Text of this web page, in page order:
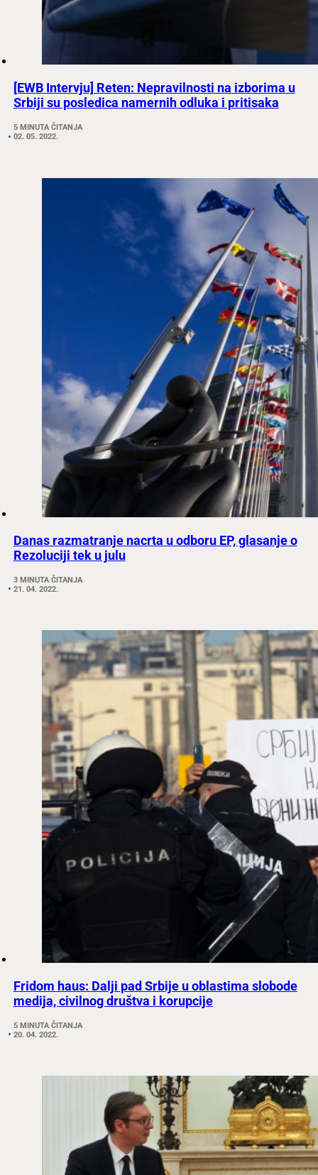
[EWB Intervju] Reten: Nepravilnosti na izborima u
Srbiji su posledica namernih odluka i pritisaka
5 MINUTA ČITANJA
02. 05. 2022.
Danas razmatranje nacrta u odboru EP, glasanje o
Rezoluciji tek u julu
3 MINUTA ČITANJA
21. 04. 2022.
Fridom haus: Dalji pad Srbije u oblastima slobode
medija, civilnog društva i korupcije
5 MINUTA ČITANJA
20. 04. 2022.